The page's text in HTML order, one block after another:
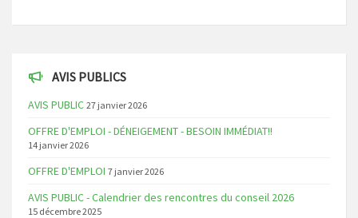
AVIS PUBLICS
AVIS PUBLIC 27 janvier 2026
OFFRE D'EMPLOI - DÉNEIGEMENT - BESOIN IMMÉDIAT!!
14 janvier 2026
OFFRE D'EMPLOI 7 janvier 2026
AVIS PUBLIC - Calendrier des rencontres du conseil 2026
15 décembre 2025